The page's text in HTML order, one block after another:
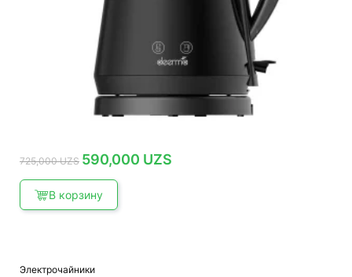
725,000UZS Первоначальная
цена
725,000 UZS.
590,000 UZS
В корзину
Электрочайники